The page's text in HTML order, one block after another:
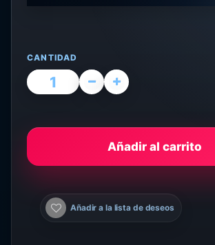
CANTIDAD
Añadir al carrito
Añadir a la lista de deseos